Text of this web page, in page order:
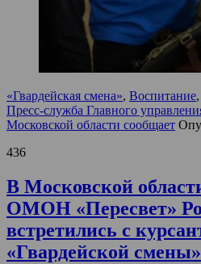
«Гвардейская смена», Воспитание,
Пресс-служба Главного
Московской области сообщает
436
В Московской
ОМОН «Пересвет»
встретились с
«Гвардейской смены»